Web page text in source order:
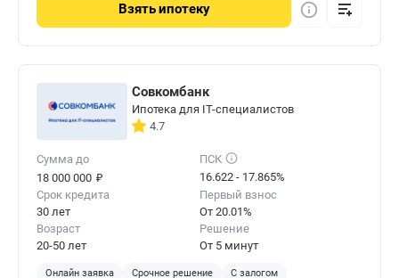
Взятьипотеку
Совкомбанк
Ипотека для IT-специалистов
4.7
Сумма до
18 000 000 ₽
ПСК
16.622 - 17.865%
Срок кредита
30 лет
Первый взнос
От 20.01%
Возраст
20-50 лет
Решение
От 5 минут
Онлайн заявка Срочное решение С залогом